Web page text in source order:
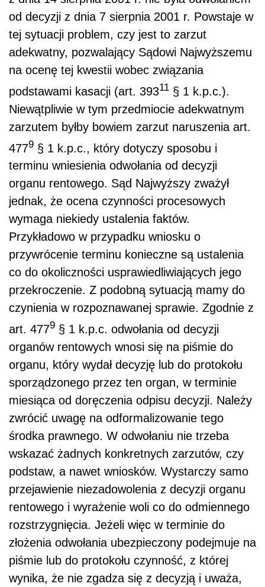
od decyzji z dnia 7 sierpnia 2001 r. Powstaje w
tej sytuacji problem, czy jest to zarzut
adekwatny, pozwalający Sądowi Najwyższemu
na ocenę tej kwestii wobec związania
podstawami kasacji (art. 39311 § 1 k.p.c.).
Niewątpliwie w tym przedmiocie adekwatnym
zarzutem byłby bowiem zarzut naruszenia art.
4779 § 1 k.p.c., który dotyczy sposobu i
terminu wniesienia odwołania od decyzji
organu rentowego. Sąd Najwyższy zważył
jednak, że ocena czynności procesowych
wymaga niekiedy ustalenia faktów.
Przykładowo w przypadku wniosku o
przywrócenie terminu konieczne są ustalenia
co do okoliczności usprawiedliwiających jego
przekroczenie. Z podobną sytuacją mamy do
czynienia w rozpoznawanej sprawie. Zgodnie z
art. 4779 § 1 k.p.c. odwołania od decyzji
organów rentowych wnosi się na piśmie do
organu, który wydał decyzję lub do protokołu
sporządzonego przez ten organ, w terminie
miesiąca od doręczenia odpisu decyzji. Należy
zwrócić uwagę na odformalizowanie tego
środka prawnego. W odwołaniu nie trzeba
wskazać żadnych konkretnych zarzutów, czy
podstaw, a nawet wniosków. Wystarczy samo
przejawienie niezadowolenia z decyzji organu
rentowego i wyrażenie woli co do odmiennego
rozstrzygnięcia. Jeżeli więc w terminie do
złożenia odwołania ubezpieczony podejmuje na
piśmie lub do protokołu czynność, z której
wynika, że nie zgadza się z decyzją i uważa,